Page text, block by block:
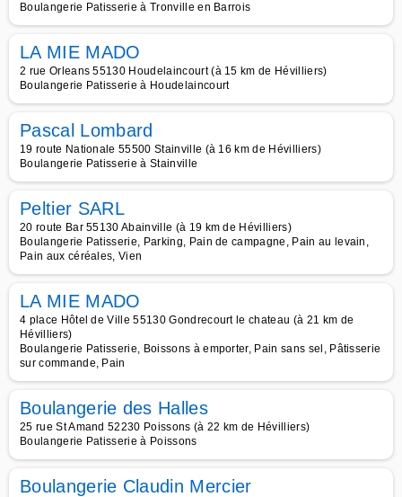
Boulangerie Patisserie à Tronville en Barrois
LA MIE MADO
2 rue Orleans 55130 Houdelaincourt (à 15 km de Hévilliers)
Boulangerie Patisserie à Houdelaincourt
Pascal Lombard
19 route Nationale 55500 Stainville (à 16 km de Hévilliers)
Boulangerie Patisserie à Stainville
Peltier SARL
20 route Bar 55130 Abainville (à 19 km de Hévilliers)
Boulangerie Patisserie, Parking, Pain de campagne, Pain au levain,
Pain aux céréales, Vien
LA MIE MADO
4 place Hôtel de Ville 55130 Gondrecourt le chateau (à 21 km de
Hévilliers)
Boulangerie Patisserie, Boissons à emporter, Pain sans sel, Pâtisserie
sur commande, Pain
Boulangerie des Halles
25 rue St Amand 52230 Poissons (à 22 km de Hévilliers)
Boulangerie Patisserie à Poissons
Boulangerie Claudin Mercier